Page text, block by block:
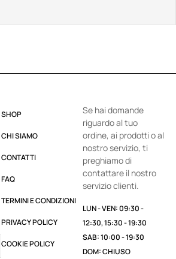
SHOP
CHI SIAMO
CONTATTI
FAQ
TERMINI E CONDIZIONI
PRIVACY POLICY
COOKIE POLICY
Se hai domande
riguardo al tuo
ordine, ai prodotti o al
nostro servizio, ti
preghiamo di
contattare il nostro
servizio clienti.
LUN - VEN: 09:30 -
12:30, 15:30 - 19:30
SAB: 10:00 - 19:30
DOM: CHIUSO